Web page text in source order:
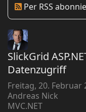
Per RSS
SlickGrid
Datenzugriff
Freitag, 20. Februar
Andreas Nick
MVC.NET